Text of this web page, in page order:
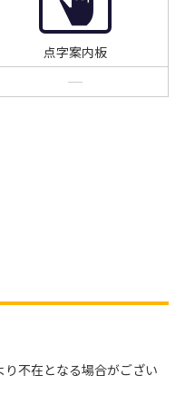
点字案内板
不在となる場合がござい